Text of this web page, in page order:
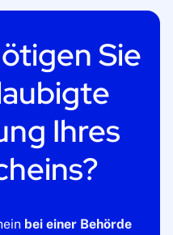
Sie
Ihres
bei einer Behörde